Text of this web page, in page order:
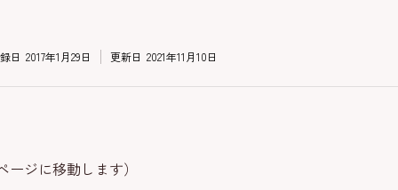
日 2017年1月29日 更新日 2021年11月10日
ジに移動します）